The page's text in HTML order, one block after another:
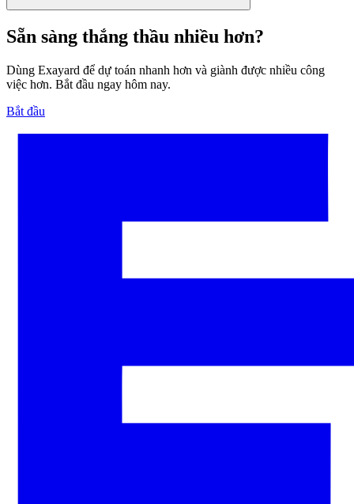
Sẵn sàng thắng thầu nhiều hơn?
Dùng Exayard để dự toán nhanh hơn và giành được nhiều công
việc hơn. Bắt đầu ngay hôm nay.
Bắt đầu